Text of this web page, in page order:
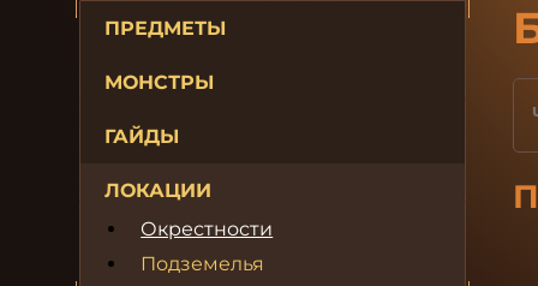
ПРЕДМЕТЫ
МОНСТРЫ
ГАЙДЫ
ЛОКАЦИИ
Окрестности
Подземелья